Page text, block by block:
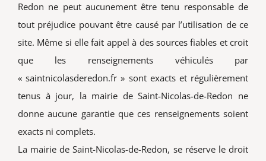
Redon ne peut aucunement être tenu responsable de
tout préjudice pouvant être causé par l’utilisation de ce
site. Même si elle fait appel à des sources fiables et croit
que les renseignements véhiculés par
« saintnicolasderedon.fr » sont exacts et régulièrement
tenus à jour, la mairie de Saint-Nicolas-de-Redon ne
donne aucune garantie que ces renseignements soient
exacts ni complets.
La mairie de Saint-Nicolas-de-Redon, se réserve le droit